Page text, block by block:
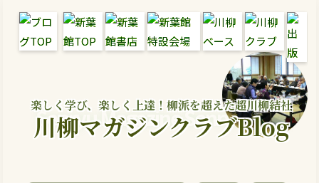
楽しく学び、楽しく上達！柳派を超えた超川柳結社
Senryu Magazine Senryu Blog
川柳マガジンクラブBlog